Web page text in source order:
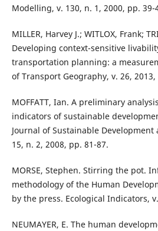
Modelling, v. 130, n. 1, 2000, pp. 39-
MILLER, Harvey J.; WITLOX, Frank;
Developing context-sensitive
transportation planning: a
of Transport Geography, v. 26, 2013,
MOFFATT, Ian. A preliminary
indicators of sustainable
Journal of Sustainable Development
15, n. 2, 2008, pp. 81-87.
MORSE, Stephen. Stirring the pot.
methodology of the Human
by the press. Ecological Indicators,
NEUMAYER, E. The human